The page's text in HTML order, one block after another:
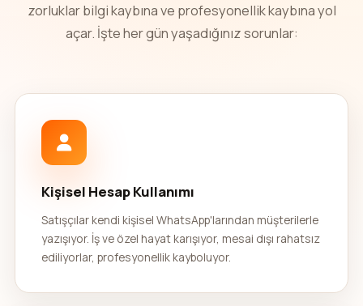
zorluklar bilgi kaybına ve profesyonellik kaybına yol
açar. İşte her gün yaşadığınız sorunlar:
Kişisel Hesap Kullanımı
Satışçılar kendi kişisel WhatsApp'larından müşterilerle
yazışıyor. İş ve özel hayat karışıyor, mesai dışı rahatsız
ediliyorlar, profesyonellik kayboluyor.